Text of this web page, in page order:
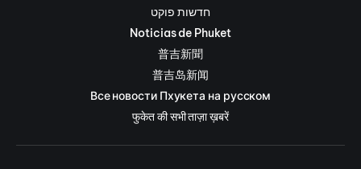
חדשות פוקט
Noticias de Phuket
普吉新聞
普吉岛新闻
Все новости Пхукета на русском
फुकेत की सभी ताज़ा ख़बरें